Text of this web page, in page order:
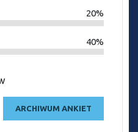
20%
40%
ARCHIWUM ANKIET